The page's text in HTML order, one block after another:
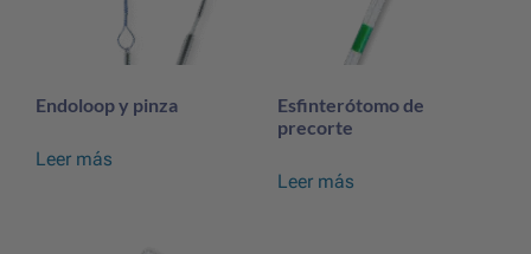
Endoloop y pinza
Leer más
Esfinterótomo de
precorte
Leer más